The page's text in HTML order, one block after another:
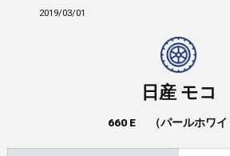
2019/03/01
660 E （パールホワイ
日産 モコ